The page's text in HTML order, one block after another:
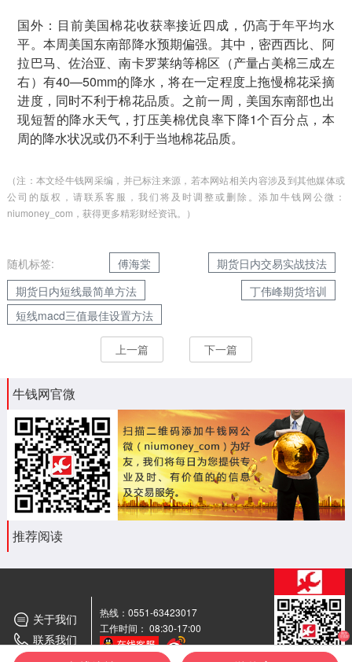
国外：目前美国棉花收获率接近四成，仍高于年平均水
平。本周美国东南部降水预期偏强。其中，密西西比、阿
拉巴马、佐治亚、南卡罗莱纳等棉区（产量占美棉三成左
右）有40—50mm的降水，将在一定程度上拖慢棉花采摘
进度，同时不利于棉花品质。之前一周，美国东南部也出
现短暂的降水天气，打压美棉优良率下降1个百分点，本
周的降水状况或仍不利于当地棉花品质。
（注：本文经牛钱网采编，并已标注来源，若本网站相关内容涉及到其他媒体或
公司的版权，请联系客服，我们将及时调整或删除。添加牛钱网公微：
niumoney_com，获得更多精彩财经资讯。）
随机标签: 傅海棠
期货日内交易实战技法
期货日内短线最简单方法
丁伟峰期货培训
短线macd三值最佳设置方法
上一篇 下一篇
牛钱网官微
推荐阅读
关于我们
联系我们
热线：0551-63423017
工作时间： 08:30-17:00
期货
交流群